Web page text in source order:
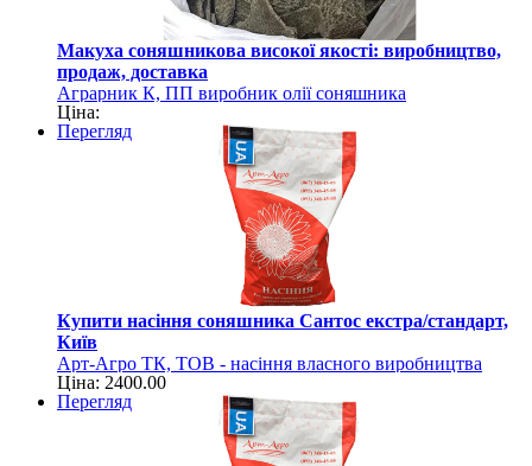
Макуха соняшникова високої якості: виробництво,
продаж, доставка
Аграрник К, ПП виробник олії соняшника
Ціна:
Перегляд
Купити насіння соняшника Сантос екстра/стандарт,
Київ
Арт-Агро ТК, ТОВ - насіння власного виробництва
Ціна: 2400.00
Перегляд